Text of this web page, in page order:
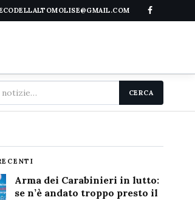
CERCA
Arma dei Carabinieri in lutto:
se n’è andato troppo presto il